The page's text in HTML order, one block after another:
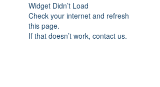
Widget Didn’t Load
Check your internet and refresh
this page.
If that doesn’t work, contact us.